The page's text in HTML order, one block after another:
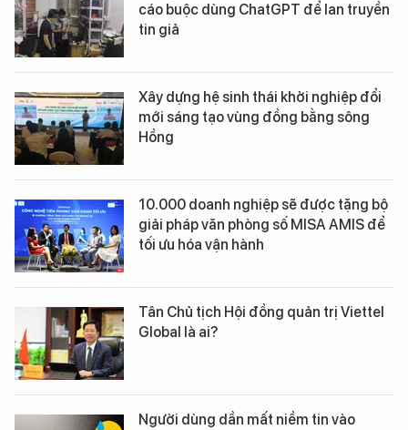
cáo buộc dùng ChatGPT để lan truyền
tin giả
Xây dựng hệ sinh thái khởi nghiệp đổi
mới sáng tạo vùng đồng bằng sông
Hồng
10.000 doanh nghiệp sẽ được tặng bộ
giải pháp văn phòng số MISA AMIS để
tối ưu hóa vận hành
Tân Chủ tịch Hội đồng quản trị Viettel
Global là ai?
Người dùng dần mất niềm tin vào